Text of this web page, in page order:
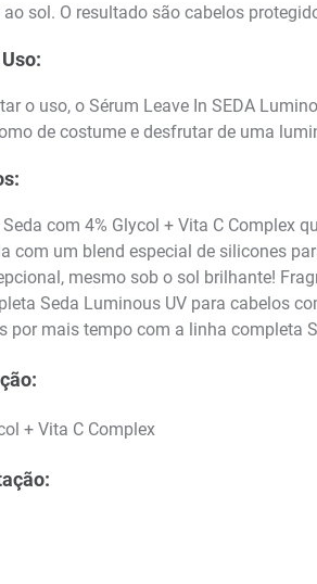
sol. O resultado são cabelos
o uso, o Sérum Leave In SEDA
de costume e desfrutar de uma
com 4% Glycol + Vita C Complex
com um blend especial de silicones
mesmo sob o sol brilhante!
Seda Luminous UV para cabelos
por mais tempo com a linha completa
+ Vita C Complex